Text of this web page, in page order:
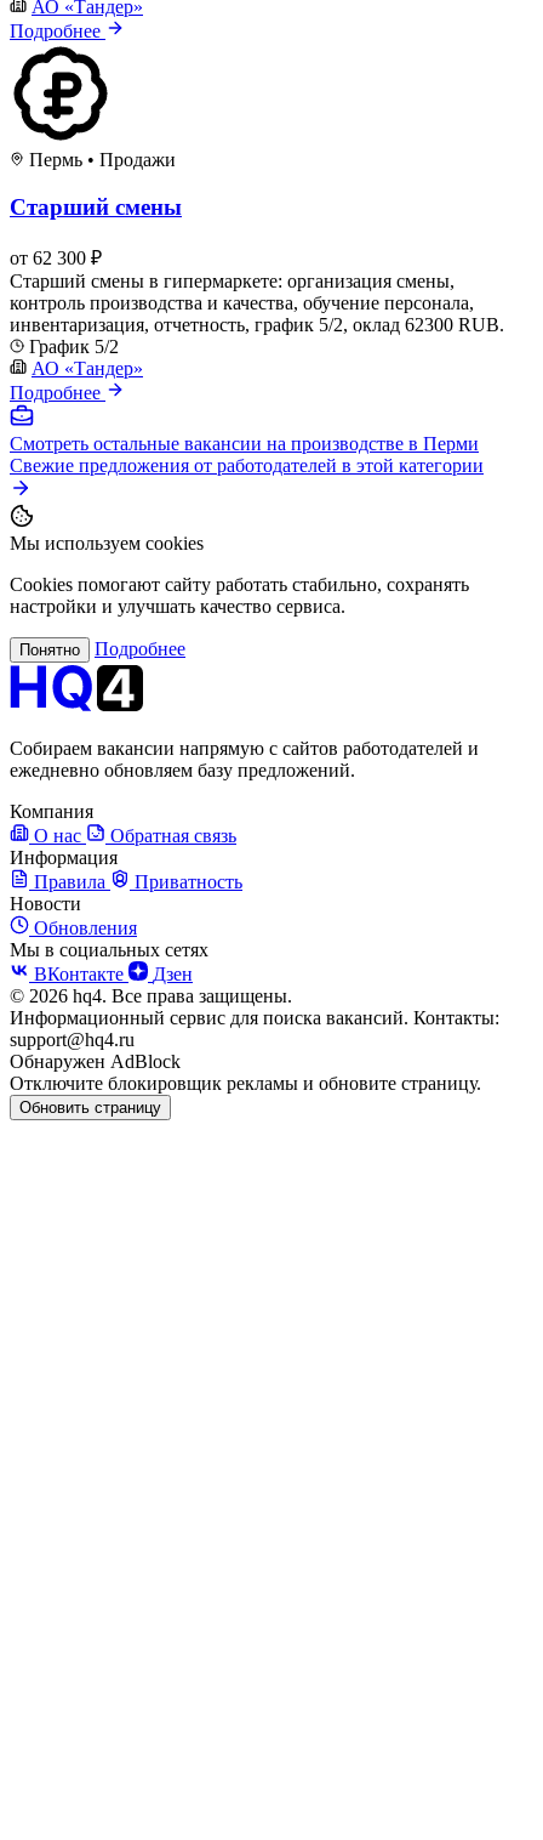
АО «Тандер»
Подробнее
Пермь • Продажи
Старший смены
от 62 300 ₽
Старший смены в гипермаркете: организация смены,
контроль производства и качества, обучение персонала,
инвентаризация, отчетность, график 5/2, оклад 62300 RUB.
График 5/2
АО «Тандер»
Подробнее
Смотреть остальные вакансии на производстве в Перми
Свежие предложения от работодателей в этой категории
Мы используем cookies
Cookies помогают сайту работать стабильно, сохранять
настройки и улучшать качество сервиса.
Понятно Подробнее
Собираем вакансии напрямую с сайтов работодателей и
ежедневно обновляем базу предложений.
Компания
О нас
Обратная связь
Информация
Правила
Приватность
Новости
Обновления
Мы в социальных сетях
ВКонтакте
Дзен
© 2026 hq4. Все права защищены.
Информационный сервис для поиска вакансий. Контакты:
support@hq4.ru
Обнаружен AdBlock
Отключите блокировщик рекламы и обновите страницу.
Обновить страницу